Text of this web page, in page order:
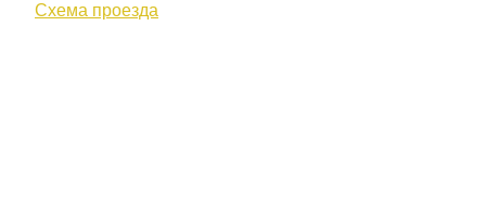
Схема проезда